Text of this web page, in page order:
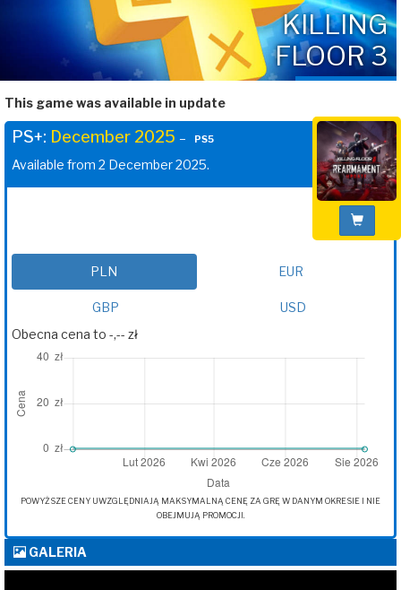
KILLING
FLOOR 3
This game was available in update
PS+: December 2025 – PS5
Available from 2 December 2025.
PLN EUR
GBP
USD
Obecna cena to -,-- zł
POWYŻSZE CENY UWZGLĘDNIAJĄ MAKSYMALNĄ CENĘ ZA GRĘ W DANYM OKRESIE I NIE
OBEJMUJĄ PROMOCJI.
GALERIA